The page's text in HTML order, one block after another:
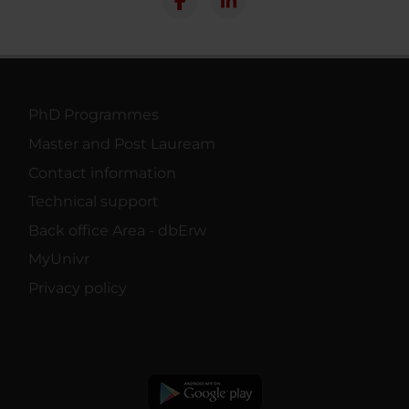
PhD Programmes
Master and Post Lauream
Contact information
Technical support
Back office Area - dbErw
MyUnivr
Privacy policy